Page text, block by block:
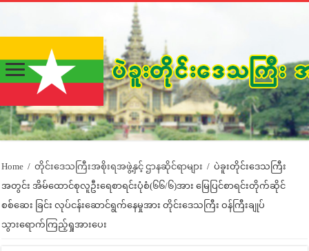
Home / တိုင်းဒေသကြီးအစိုးရအဖွဲ့နှင့် ဌာနဆိုင်ရာများ / ပဲခူးတိုင်းဒေသကြီး
အတွင်း အိမ်ထောင်စုလူဦးရေစာရင်းပုံစံ(၆၆/၆)အား မြေပြင်စာရင်းတိုက်ဆိုင်
စစ်ဆေး ခြင်း လုပ်ငန်းဆောင်ရွက်နေမှုအား တိုင်းဒေသကြီး ဝန်ကြီးချုပ်
သွားရောက်ကြည့်ရှုအားပေး